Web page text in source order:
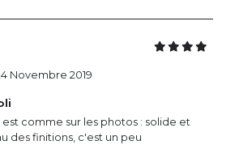
comme sur les photos : solide et
des finitions, c'est un peu
Novembre 2019